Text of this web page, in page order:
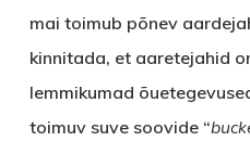
mai toimub põnev
kinnitada, et aaretejahid
lemmikumad
toimuv suve soovide “